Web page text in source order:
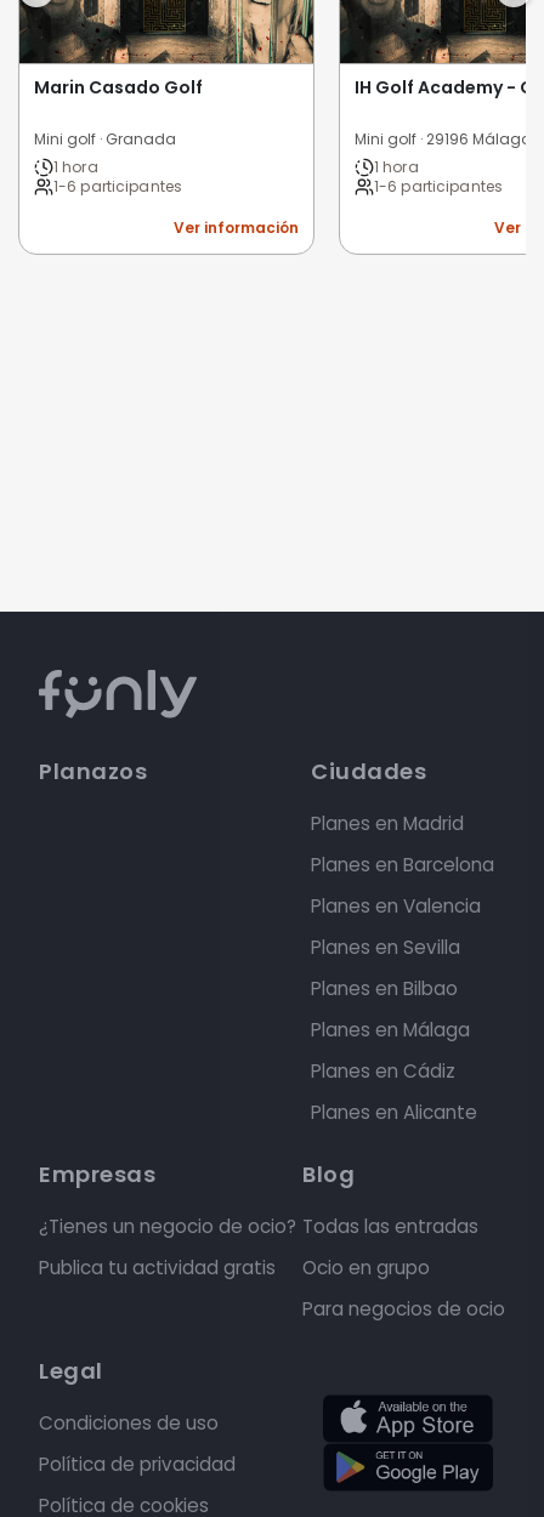
Marin Casado Golf
Mini golf · Granada
1 hora
1-6 participantes
Ver información
IH Golf Academy -
Mini golf · 29196 Málaga
1 hora
1-6 participantes
Ver
Planazos Ciudades
Planes en Madrid
Planes en Barcelona
Planes en Valencia
Planes en Sevilla
Planes en Bilbao
Planes en Málaga
Planes en Cádiz
Planes en Alicante
Empresas
¿Tienes un negocio de ocio?
Publica tu actividad gratis
Blog
Todas las entradas
Ocio en grupo
Para negocios de ocio
Legal
Condiciones de uso
Política de privacidad
Política de cookies